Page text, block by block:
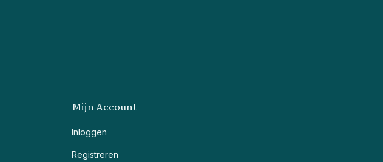
Mijn Account
Inloggen
Registreren